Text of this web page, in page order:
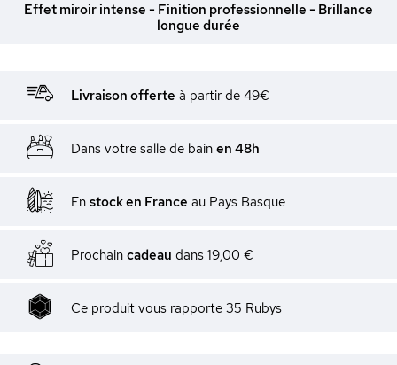
Effet miroir intense - Finition professionnelle - Brillance
longue durée
Livraison offerte à partir de 49€
Dans votre salle de bain en 48h
En stock en France au Pays Basque
Prochain cadeau dans 19,00 €
Ce produit vous rapporte 35 Rubys